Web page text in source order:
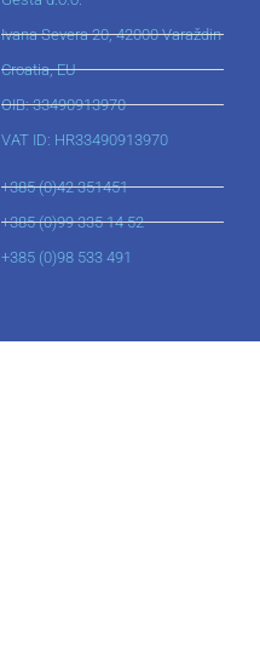
Ivana Severa 20, 42000 Varaždin
Croatia, EU
OIB: 33490913970
VAT ID: HR33490913970
+385 (0)42 351451
+385 (0)99 335 14 52
+385 (0)98 533 491